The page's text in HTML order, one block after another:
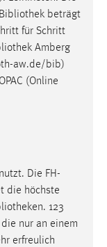
Bibliothek beträgt
für Schritt
Amberg
aw.de/bib)
(Online
Die FH-
die höchste
. 123
nur an einem
erfreulich